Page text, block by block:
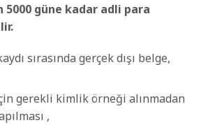
5000 güne kadar adli para
sırasında gerçek dışı belge,
gerekli kimlik örneği alınmadan
,